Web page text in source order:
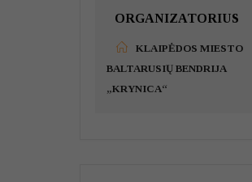
ORGANIZATORIUS
KLAIPĖDOS MIESTO
BALTARUSIŲ BENDRIJA
„KRYNICA“